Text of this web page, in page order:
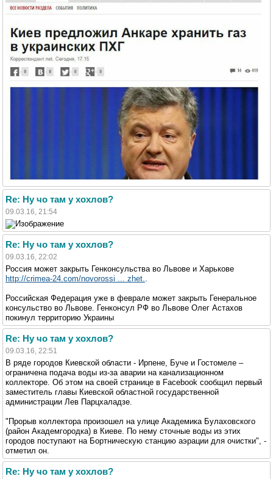
Re: Ну чо там у хохлов?
09.03.16, 21:54
Re: Ну чо там у хохлов?
09.03.16, 22:02
Россия может закрыть Генконсульства во Львове и Харькове
http://crimea-24.com/novorossi ... zhet..
Российская Федерация уже в феврале может закрыть Генеральное
консульство во Львове. Генконсул РФ во Львове Олег Астахов
покинул территорию Украины
Re: Ну чо там у хохлов?
09.03.16, 22:51
В ряде городов Киевской области - Ирпене, Буче и Гостомеле –
ограничена подача воды из-за аварии на канализационном
коллекторе. Об этом на своей странице в Facebook сообщил первый
заместитель главы Киевской областной государственной
администрации Лев Парцхаладзе.
"Прорыв коллектора произошел на улице Академика Булаховского
(район Академгородка) в Киеве. По нему сточные воды из этих
городов поступают на Бортническую станцию аэрации для очистки", -
отметил он.
Re: Ну чо там у хохлов?